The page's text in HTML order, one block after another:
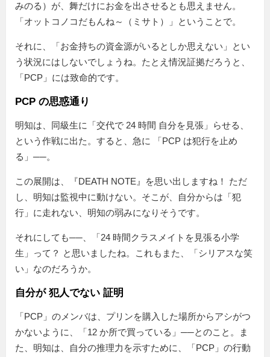
みのる）が、舞だけにお金を出させるとも思えません。
「オットコノコだもんね～（ミサト）」ということで。
それに、「お金持ちの資金源がいるとしか思えない」とい
う状況にはしないでしょうね。たとえ情況証拠だろうと、
「PCP」には致命的です。
PCP の思惑通り
明知は、同級生に 交代で 24 時間 自分を見張
らせる、
という作戦に出た。すると、急に
PCP は犯行を止め
る
──。
この展開は、『DEATH NOTE』を思い出しますね！ ただ
し、明知は監視中に動けない。そこが、自分からは「犯
行」に走れない、明知の弱みになりそうです。
それにしても──、「24 時間クラスメイトを見張る小学
生」って？ と思いましたね。これもまた、「シリアスな笑
い」なのだろうか。
自分が 犯人でない 証明
「PCP」のメンバは、プリンを購入した場所からアシがつ
かないように、
12 か所で買っている
──とのこと。ま
た、明知は、自分の推理力を示すために、「PCP」の行動